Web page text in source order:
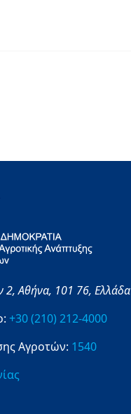
2,Αθήνα, 101 76, Ελλάδα
+30 (210) 212-4000
Αγροτών: 1540